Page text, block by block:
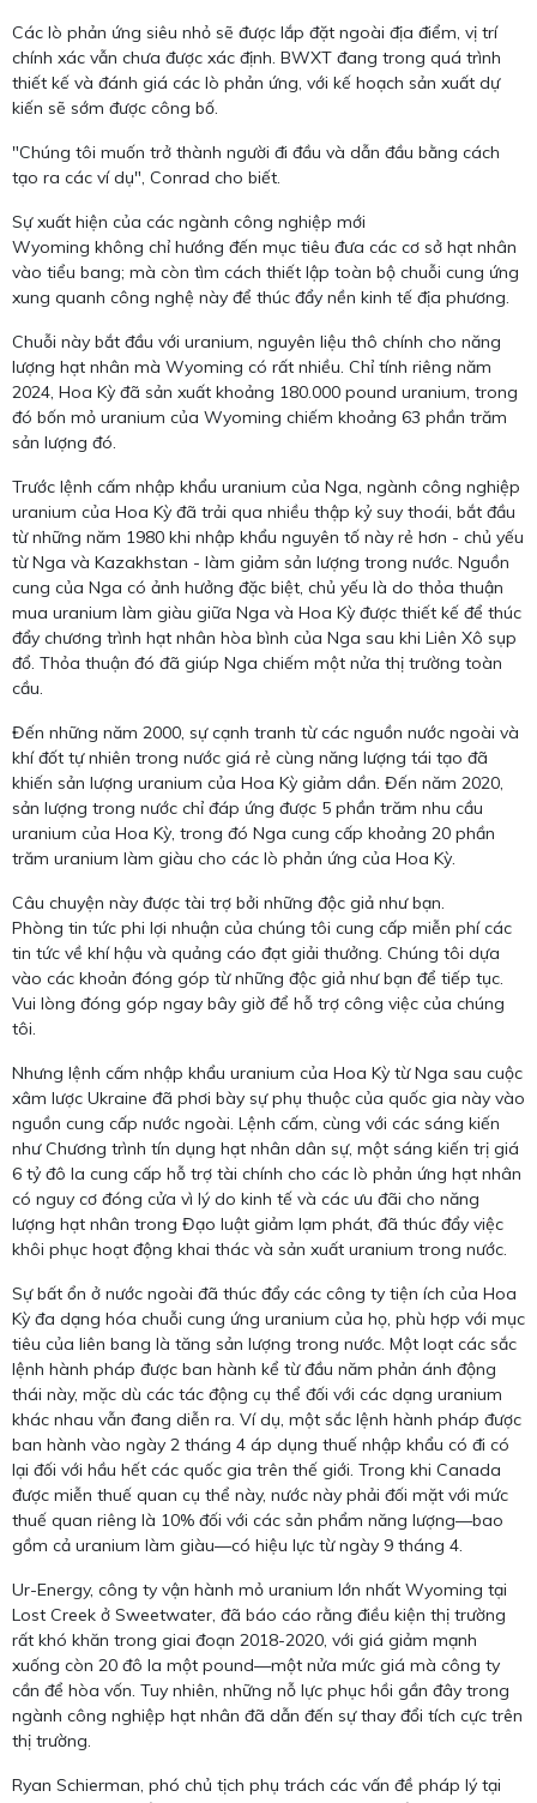
Các lò phản ứng siêu nhỏ sẽ được lắp đặt ngoài địa điểm, vị trí
chính xác vẫn chưa được xác định. BWXT đang trong quá trình
thiết kế và đánh giá các lò phản ứng, với kế hoạch sản xuất dự
kiến ​​sẽ sớm được công bố.
"Chúng tôi muốn trở thành người đi đầu và dẫn đầu bằng cách
tạo ra các ví dụ", Conrad cho biết.
Sự xuất hiện của các ngành công nghiệp mới
Wyoming không chỉ hướng đến mục tiêu đưa các cơ sở hạt nhân
vào tiểu bang; mà còn tìm cách thiết lập toàn bộ chuỗi cung ứng
xung quanh công nghệ này để thúc đẩy nền kinh tế địa phương.
Chuỗi này bắt đầu với uranium, nguyên liệu thô chính cho năng
lượng hạt nhân mà Wyoming có rất nhiều. Chỉ tính riêng năm
2024, Hoa Kỳ đã sản xuất khoảng 180.000 pound uranium, trong
đó bốn mỏ uranium của Wyoming chiếm khoảng 63 phần trăm
sản lượng đó.
Trước lệnh cấm nhập khẩu uranium của Nga, ngành công nghiệp
uranium của Hoa Kỳ đã trải qua nhiều thập kỷ suy thoái, bắt đầu
từ những năm 1980 khi nhập khẩu nguyên tố này rẻ hơn - chủ yếu
từ Nga và Kazakhstan - làm giảm sản lượng trong nước. Nguồn
cung của Nga có ảnh hưởng đặc biệt, chủ yếu là do thỏa thuận
mua uranium làm giàu giữa Nga và Hoa Kỳ được thiết kế để thúc
đẩy chương trình hạt nhân hòa bình của Nga sau khi Liên Xô sụp
đổ. Thỏa thuận đó đã giúp Nga chiếm một nửa thị trường toàn
cầu.
Đến những năm 2000, sự cạnh tranh từ các nguồn nước ngoài và
khí đốt tự nhiên trong nước giá rẻ cùng năng lượng tái tạo đã
khiến sản lượng uranium của Hoa Kỳ giảm dần. Đến năm 2020,
sản lượng trong nước chỉ đáp ứng được 5 phần trăm nhu cầu
uranium của Hoa Kỳ, trong đó Nga cung cấp khoảng 20 phần
trăm uranium làm giàu cho các lò phản ứng của Hoa Kỳ.
Câu chuyện này được tài trợ bởi những độc giả như bạn.
Phòng tin tức phi lợi nhuận của chúng tôi cung cấp miễn phí các
tin tức về khí hậu và quảng cáo đạt giải thưởng. Chúng tôi dựa
vào các khoản đóng góp từ những độc giả như bạn để tiếp tục.
Vui lòng đóng góp ngay bây giờ để hỗ trợ công việc của chúng
tôi.
Nhưng lệnh cấm nhập khẩu uranium của Hoa Kỳ từ Nga sau cuộc
xâm lược Ukraine đã phơi bày sự phụ thuộc của quốc gia này vào
nguồn cung cấp nước ngoài. Lệnh cấm, cùng với các sáng kiến ​​
như Chương trình tín dụng hạt nhân dân sự, một sáng kiến ​​trị giá
6 tỷ đô la cung cấp hỗ trợ tài chính cho các lò phản ứng hạt nhân
có nguy cơ đóng cửa vì lý do kinh tế và các ưu đãi cho năng
lượng hạt nhân trong Đạo luật giảm lạm phát, đã thúc đẩy việc
khôi phục hoạt động khai thác và sản xuất uranium trong nước.
Sự bất ổn ở nước ngoài đã thúc đẩy các công ty tiện ích của Hoa
Kỳ đa dạng hóa chuỗi cung ứng uranium của họ, phù hợp với mục
tiêu của liên bang là tăng sản lượng trong nước. Một loạt các sắc
lệnh hành pháp được ban hành kể từ đầu năm phản ánh động
thái này, mặc dù các tác động cụ thể đối với các dạng uranium
khác nhau vẫn đang diễn ra. Ví dụ, một sắc lệnh hành pháp được
ban hành vào ngày 2 tháng 4 áp dụng thuế nhập khẩu có đi có
lại đối với hầu hết các quốc gia trên thế giới. Trong khi Canada
được miễn thuế quan cụ thể này, nước này phải đối mặt với mức
thuế quan riêng là 10% đối với các sản phẩm năng lượng—bao
gồm cả uranium làm giàu—có hiệu lực từ ngày 9 tháng 4.
Ur-Energy, công ty vận hành mỏ uranium lớn nhất Wyoming tại
Lost Creek ở Sweetwater, đã báo cáo rằng điều kiện thị trường
rất khó khăn trong giai đoạn 2018-2020, với giá giảm mạnh
xuống còn 20 đô la một pound—một nửa mức giá mà công ty
cần để hòa vốn. Tuy nhiên, những nỗ lực phục hồi gần đây trong
ngành công nghiệp hạt nhân đã dẫn đến sự thay đổi tích cực trên
thị trường.
Ryan Schierman, phó chủ tịch phụ trách các vấn đề pháp lý tại